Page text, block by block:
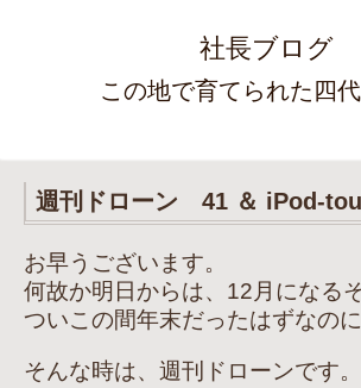
社長ブログ
この地で育てられた四
週刊ドローン 41 ＆ iPod-
お早うございます。
何故か明日からは、12月になる
ついこの間年末だったはずなの
そんな時は、週刊ドローンです。